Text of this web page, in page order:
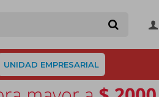
UNIDAD EMPRESARIAL